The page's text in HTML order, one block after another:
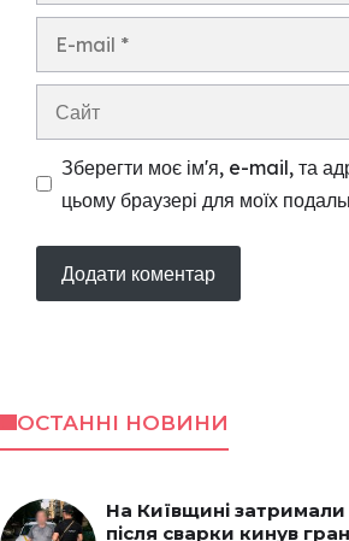
Зберегти моє ім'я, e-mail, та
цьому браузері для моїх
ОСТАННІ НОВИНИ
На Київщині затримали
після сварки кинув